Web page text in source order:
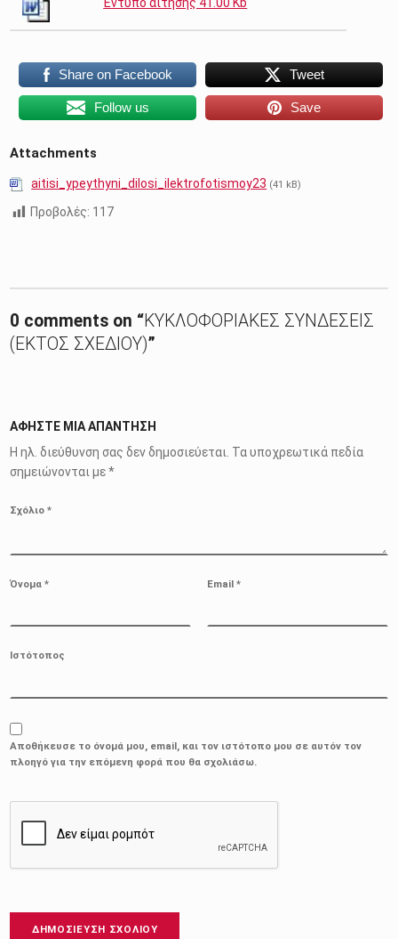
Έντυπο αίτησης 41.00 Kb
Share on Facebook Tweet
Follow us Save
Attachments
aitisi_ypeythyni_dilosi_ilektrofotismoy23 (41 kB)
Προβολές: 117
0 comments on “ΚΥΚΛΟΦΟΡΙΑΚΕΣ ΣΥΝΔΕΣΕΙΣ
(ΕΚΤΟΣ ΣΧΕΔΙΟΥ)”
ΑΦΉΣΤΕ ΜΙΑ ΑΠΆΝΤΗΣΗ
Η ηλ. διεύθυνση σας δεν δημοσιεύεται. Τα υποχρεωτικά πεδία
σημειώνονται με*
Σχόλιο*
Όνομα* Email *
Ιστότοπος
Αποθήκευσε το όνομά μου, email, και τον ιστότοπο μου σε αυτόν τον
πλοηγό για την επόμενη φορά που θα σχολιάσω.